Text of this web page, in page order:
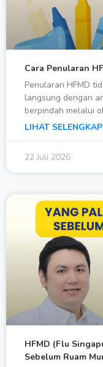
Cara Penularan
Penularan HFMD
langsung dengan
berpindah melalui
LIHAT
22 Juli 2026
HFMD (Flu
Sebelum Ruam